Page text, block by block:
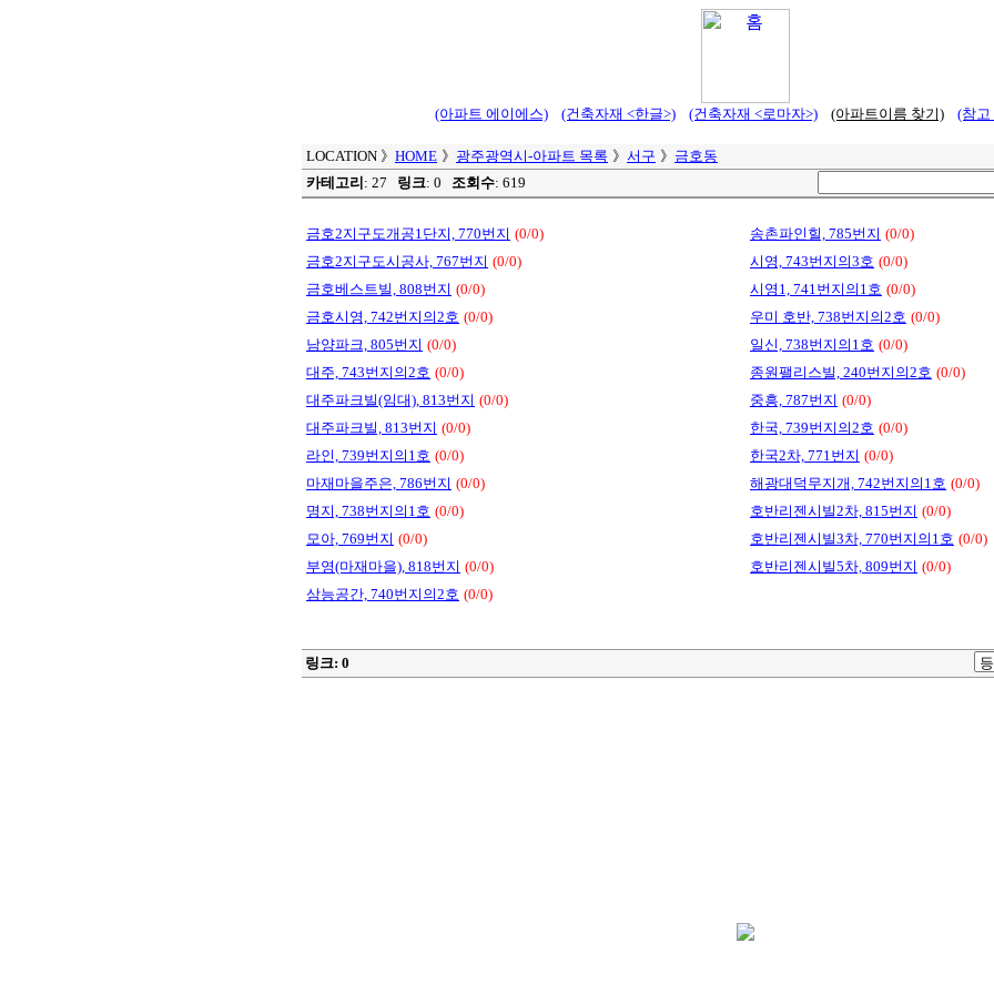
(아파트 에이에스) (건축자재 <한글>) (건축자재 <로마자>) (아파트이름 찾기) (참고
LOCATION 》 HOME 》 광주광역시-아파트 목록 》 서구 》 금호동
카테고리 : 27 링크: 0 조회수: 619
금호2지구도개공1단지, 770번지 (0/0)
금호2지구도시공사, 767번지 (0/0)
금호베스트빌, 808번지 (0/0)
금호시영, 742번지의2호 (0/0)
남양파크, 805번지 (0/0)
대주, 743번지의2호 (0/0)
대주파크빌(임대), 813번지 (0/0)
대주파크빌, 813번지 (0/0)
라인, 739번지의1호 (0/0)
마재마을주은, 786번지 (0/0)
명지, 738번지의1호 (0/0)
모아, 769번지 (0/0)
부영(마재마을), 818번지 (0/0)
삼능공간, 740번지의2호 (0/0)
송촌파인힐, 785번지 (0/0)
시영, 743번지의3호 (0/0)
시영1, 741번지의1호 (0/0)
우미 호반, 738번지의2호 (0/0)
일신, 738번지의1호 (0/0)
종원팰리스빌, 240번지의2호 (0/0)
중흥, 787번지 (0/0)
한국, 739번지의2호 (0/0)
한국2차, 771번지 (0/0)
해광대덕무지개, 742번지의1호 (0/0)
호반리젠시빌2차, 815번지 (0/0)
호반리젠시빌3차, 770번지의1호 (0/0)
호반리젠시빌5차, 809번지 (0/0)
링크: 0